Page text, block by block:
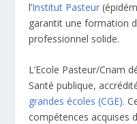
l’Institut Pasteur
garantit une formation
professionnel solide.
L’Ecole Pasteur/Cnam
Santé publique,
grandes écoles (CGE).
compétences acquises